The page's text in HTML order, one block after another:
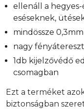
ellenáll a
eséseknek,
mindössze
nagy
1db kijelzővédő
csomagban
Ezt a terméket
biztonságban